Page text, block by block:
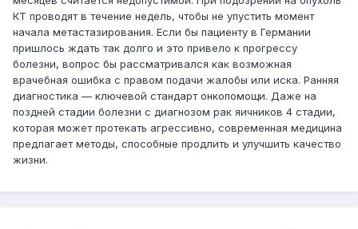
КТ проводят в течение недель, чтобы не упустить момент
начала метастазирования. Если бы пациенту в Германии
пришлось ждать так долго и это привело к прогрессу
болезни, вопрос бы рассматривался как возможная
врачебная ошибка с правом подачи жалобы или иска. Ранняя
диагностика — ключевой стандарт онкопомощи. Даже на
поздней стадии болезни с диагнозом рак яичников 4 стадии,
которая может протекать агрессивно, современная медицина
предлагает методы, способные продлить и улучшить качество
жизни.